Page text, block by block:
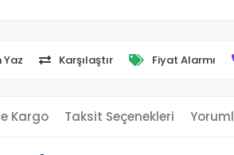
Yaz Karşılaştır Fiyat Alarmı
Kargo Taksit Seçenekleri